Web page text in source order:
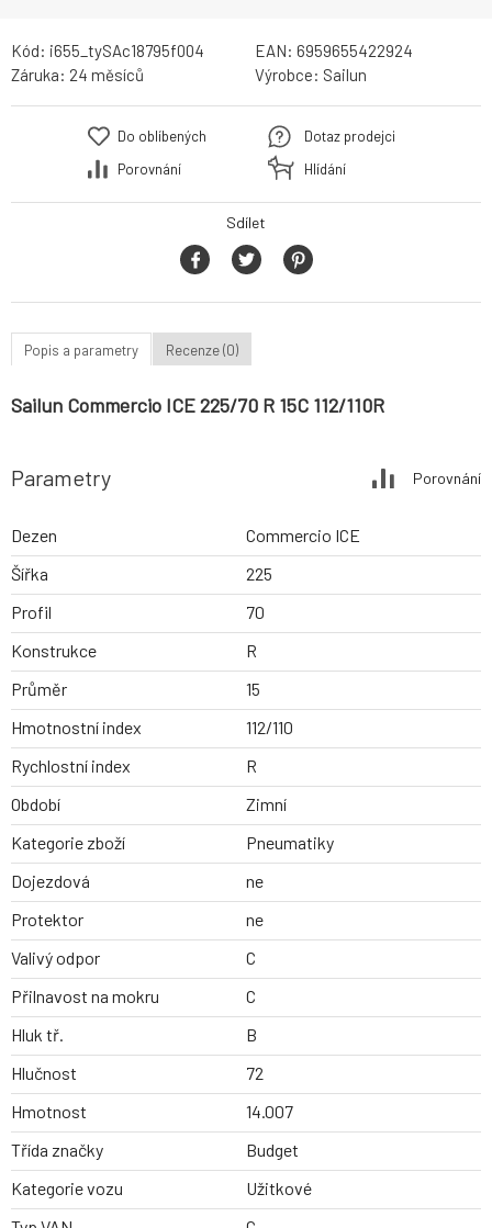
Kód: i655_tySAc18795f004 EAN: 6959655422924
Záruka: 24 měsíců Výrobce: Sailun
Do oblíbených
Porovnání
Dotaz prodejci
Hlídání
Sdílet
Popis a parametry Recenze (0)
Sailun Commercio ICE 225/70 R 15C 112/110R
Parametry Porovnání
Dezen
Commercio ICE
Šířka
225
Profil
70
Konstrukce
R
Průměr
15
Hmotnostní index
112/110
Rychlostní index
R
Období
Zimní
Kategorie zboží
Pneumatiky
Dojezdová
ne
Protektor
ne
Valivý odpor
C
Přilnavost na mokru
C
Hluk tř.
B
Hlučnost
72
Hmotnost
14.007
Třída značky
Budget
Kategorie vozu
Užitkové